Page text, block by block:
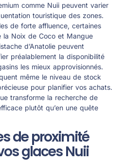
comme Nuii peuvent varier
touristique des zones.
de forte affluence, certaines
la Noix de Coco et Mangue
d’Anatolie peuvent
préalablement la disponibilité
les mieux approvisionnés.
même le niveau de stock
pour planifier vos achats.
transforme la recherche de
plutôt qu’en une quête
de proximité
glaces Nuii